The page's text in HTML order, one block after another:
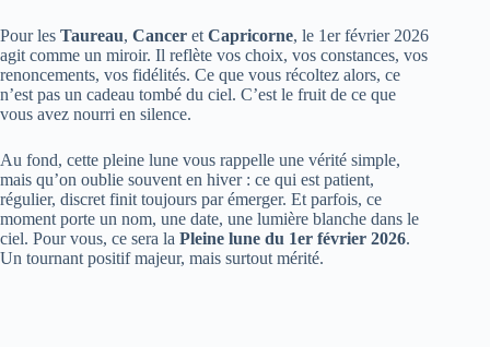
Pour les Taureau, Cancer et Capricorne, le 1er février 2026
agit comme un miroir. Il reflète vos choix, vos constances, vos
renoncements, vos fidélités. Ce que vous récoltez alors, ce
n’est pas un cadeau tombé du ciel. C’est le fruit de ce que
vous avez nourri en silence.
Au fond, cette pleine lune vous rappelle une vérité simple,
mais qu’on oublie souvent en hiver : ce qui est patient,
régulier, discret finit toujours par émerger. Et parfois, ce
moment porte un nom, une date, une lumière blanche dans le
ciel. Pour vous, ce sera la Pleine lune du 1er février 2026.
Un tournant positif majeur, mais surtout mérité.